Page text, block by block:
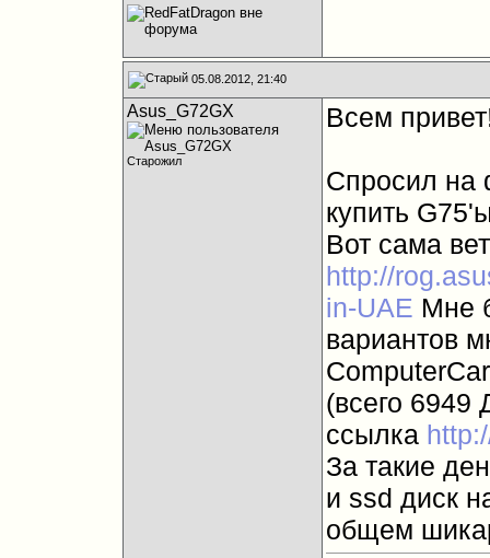
05.08.2012, 21:40
Asus_G72GX
Старожил
Всем
Спросил на
купить
Вот сама
http://
in-UAE Мне
вариантов
(всего 6949
ссылка
За такие
и ssd диск
общем